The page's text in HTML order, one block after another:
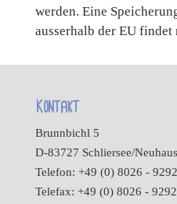
werden. Eine
ausserhalb der EU findet
Kontakt
Brunnbichl 5
D-83727 Schliersee/Neuhaus
Telefon: +49 (0) 8026 -
Telefax: +49 (0) 8026 -